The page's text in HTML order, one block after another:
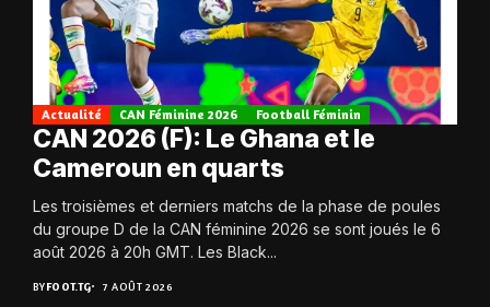
Actualité CAN Féminine 2026 Football Féminin
CAN 2026 (F): Le Ghana et le
Cameroun en quarts
Les troisièmes et derniers matchs de la phase de poules
du groupe D de la CAN féminine 2026 se sont joués le 6
août 2026 à 20h GMT. Les Black...
BYFOOT.TG 7 AOÛT 2026